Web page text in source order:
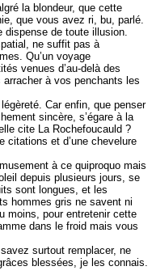
la blondeur, que cette
que vous avez ri, bu, parlé.
de toute illusion.
ne suffit pas à
Qu’un voyage
venues d’au-delà des
à vos penchants les
Car enfin, que penser
sincère, s’égare à la
cite La Rochefoucauld ?
citations et d’une chevelure
à ce quiproquo mais
depuis plusieurs jours, se
sont longues, et les
hommes gris ne savent ni
moins, pour entretenir cette
dans le froid mais vous
surtout remplacer, ne
blessées, je les connais.